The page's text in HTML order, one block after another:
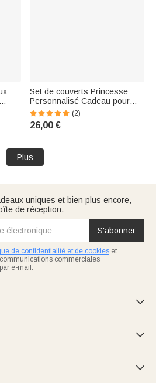
Set de couverts Princesse
Personnalisé Cadeau pour
Enfants
(2)
26,00 €
Plus
uniques et bien plus encore,
de réception.
S'abonner
de confidentialité et de cookies et
commerciales
e-mail.


